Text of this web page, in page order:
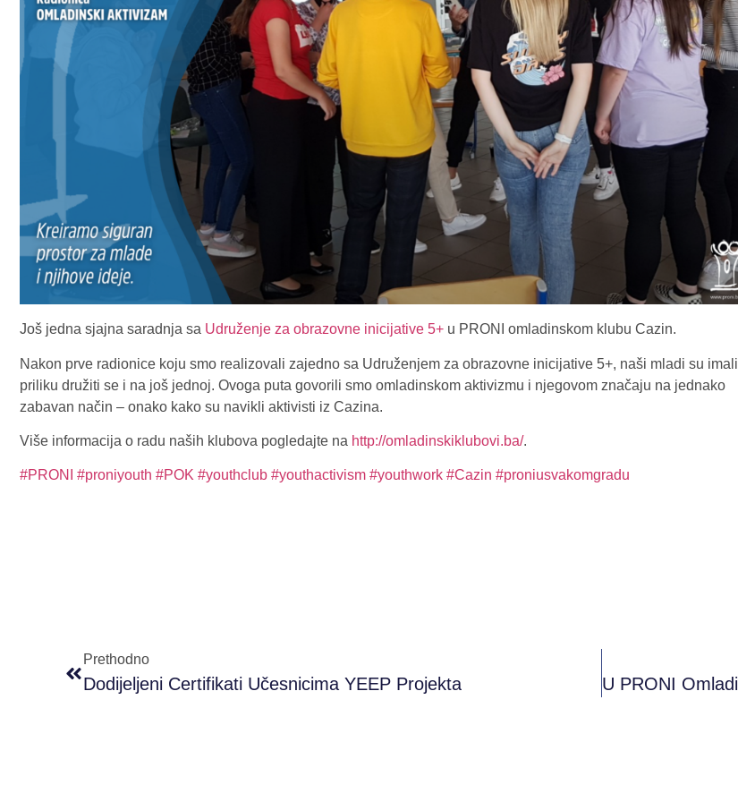
Još jedna sjajna saradnja sa Udruženje za obrazovne inicijative 5+ u PRONI omladinskom klubu Cazin.
Nakon prve radionice koju smo realizovali zajedno sa Udruženjem za obrazovne inicijative 5+, naši mladi su imali
priliku družiti se i na još jednoj. Ovoga puta govorili smo omladinskom aktivizmu i njegovom značaju na jednako
zabavan način – onako kako su navikli aktivisti iz Cazina.
Više informacija o radu naših klubova pogledajte na http://omladinskiklubovi.ba/.
#PRONI #proniyouth #POK #youthclub #youthactivism #youthwork #Cazin #proniusvakomgradu
Prethodno
Dodijeljeni Certifikati Učesnicima YEEP Projekta